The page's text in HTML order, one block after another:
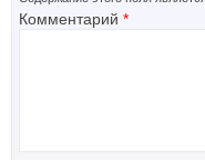
Комментарий *